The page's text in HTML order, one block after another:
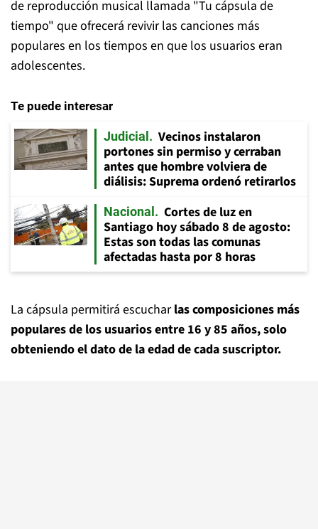
de reproducción musical llamada "Tu cápsula de
tiempo" que ofrecerá revivir las canciones más
populares en los tiempos en que los usuarios eran
adolescentes.
Te puede interesar
Judicial
Vecinos instalaron
portones sin permiso y cerraban
antes que hombre volviera de
diálisis: Suprema ordenó retirarlos
Nacional
Cortes de luz en
Santiago hoy sábado 8 de agosto:
Estas son todas las comunas
afectadas hasta por 8 horas
La cápsula permitirá escucharlas composiciones más
populares de los usuarios entre 16 y 85 años, solo
obteniendo el dato de la edad de cada suscriptor.